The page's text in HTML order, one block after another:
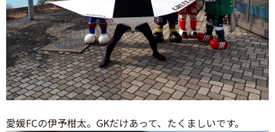
愛媛FCの伊予柑太。GKだけあって、たくましいです。